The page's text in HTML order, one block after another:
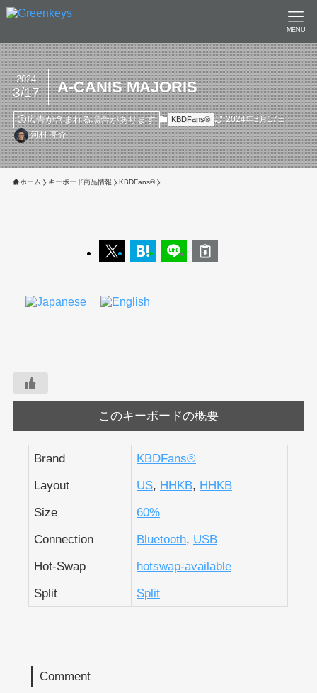
MENU
Α-CANIS MAJORIS
2024
3/17
広告が含まれる場合があります KBDFans®︎
2024年3月17日
河村 亮介
ホーム キーボード商品情報 KBDFans®︎
このキーボードの概要
Brand
KBDFans®︎
Layout
US, HHKB, HHKB
Size
60%
Connection
Bluetooth, USB
Hot-Swap
hotswap-available
Split
Split
Comment